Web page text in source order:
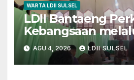
WARTA LDII SULSEL
LDII Bantaeng
Kebangsaan
Pengajian Rutin
AGU 4, 2026 LDII SULSEL